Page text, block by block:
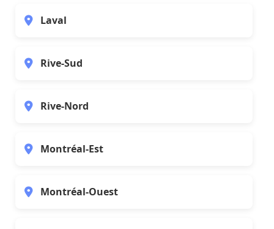
Laval
Rive-Sud
Rive-Nord
Montréal-Est
Montréal-Ouest